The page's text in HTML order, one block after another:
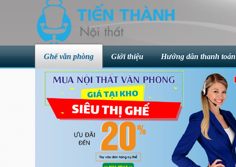
Ghế văn phòng Giới thiệu Hướng dẫn thanh toán